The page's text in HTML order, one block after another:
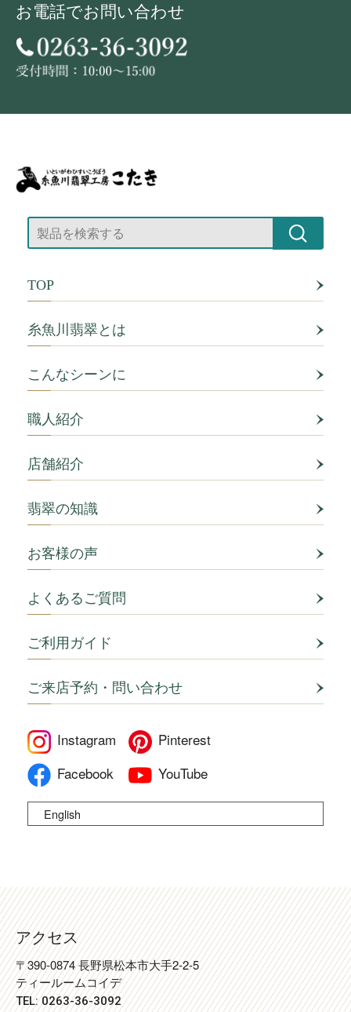
お電話でお問い合わせ
TOP
糸魚川翡翠とは
こんなシーンに
職人紹介
店舗紹介
翡翠の知識
お客様の声
よくあるご質問
ご利用ガイド
ご来店予約・問い合わせ
Instagram
Pinterest
Facebook
YouTube
English
アクセス
〒390-0874 長野県松本市大手2-2-5
ティールームコイデ
TEL: 0263-36-3092